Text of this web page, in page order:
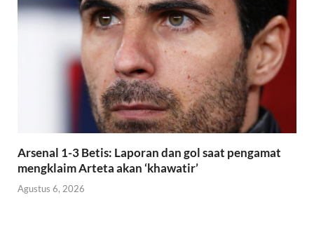
Arsenal 1-3 Betis: Laporan dan gol saat pengamat
mengklaim Arteta akan ‘khawatir’
Agustus 6, 2026